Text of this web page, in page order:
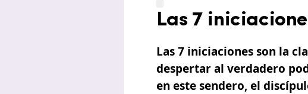
Las 7
Las7 iniciacionesson la
despertar al verdadero
en este sendero, el